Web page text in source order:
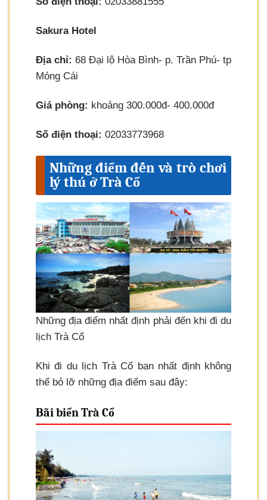
Sakura Hotel
Địa chỉ: 68 Đại lộ Hòa Bình- p. Trần Phú- tp
Móng Cái
Giá phòng: khoảng 300.000đ- 400.000đ
Số điện thoại: 02033773968
Những điểm đến và trò chơi
lý thú ở Trà Cổ
Những địa điểm nhất định phải đến khi đi du
lịch Trà Cổ
Khi đi du lịch Trà Cổ bạn nhất định không
thể bỏ lỡ những địa điểm sau đây:
Bãi biển Trà Cổ